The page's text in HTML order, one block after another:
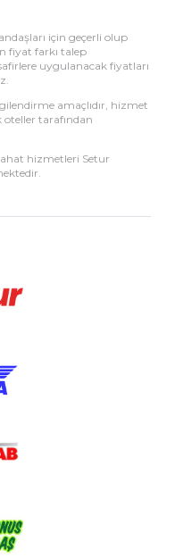
için geçerli olup
fiyat farkı talep
uygulanacak fiyatları
amaçlıdır, hizmet
oteller tarafından
hizmetleri Setur